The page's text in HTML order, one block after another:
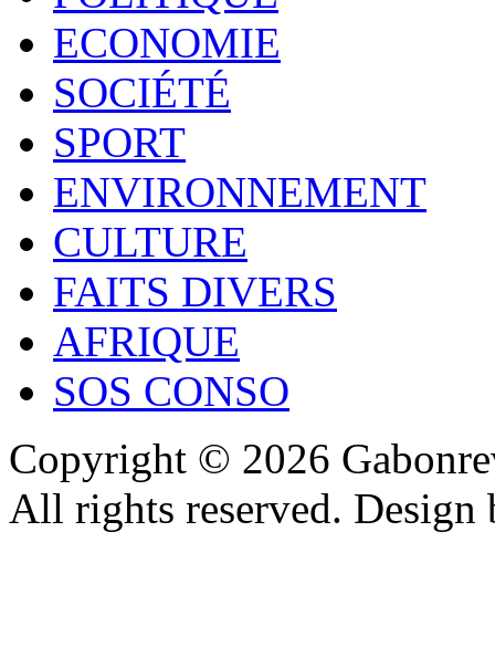
ECONOMIE
SOCIÉTÉ
SPORT
ENVIRONNEMENT
CULTURE
FAITS DIVERS
AFRIQUE
SOS CONSO
Copyright © 2026
All rights reserved.